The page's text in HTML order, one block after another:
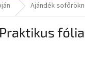
Ajándék
Praktikus